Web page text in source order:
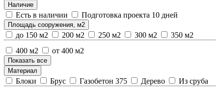
Наличие
Есть в наличии Подготовка проекта 10 дней
Площадь сооружения, м2
до 150 м2 200 м2 250 м2 300 м2
350 м2
400 м2
от 400 м2
Показать все
Материал
Блоки Брус Газобетон 375 Дерево
Из сруба